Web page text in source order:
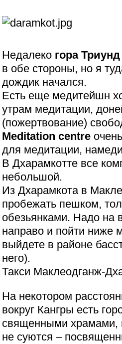
Недалеко гора Триунд
в обе стороны, но я
дождик начался.
Есть еще медитейшн
утрам медитации,
(пожертвование)
Meditation centre
для медитации,
В Дхарамкотте все
небольшой.
Из Дхарамкота в
пробежать пешком,
обезьянками. Надо на
направо и пойти ниже
выйдете в районе
него).
Такси Маклеодганж-
На некотором
вокруг Кангры есть
священными храмами,
не суются –